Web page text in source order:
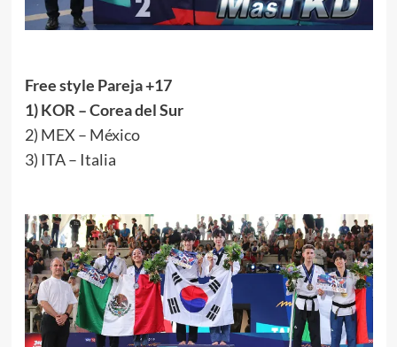
Free style Pareja +17
1) KOR – Corea del Sur
2) MEX – México
3) ITA – Italia